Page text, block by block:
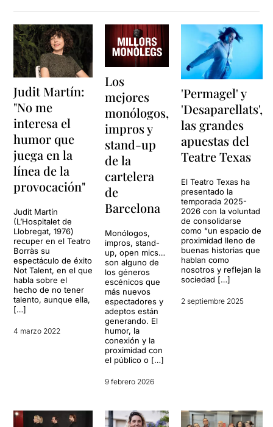
Judit Martín:
"No me
interesa el
humor que
juega en la
línea de la
provocación"
Judit Martín
(L’Hospitalet de
Llobregat, 1976)
recuper en el Teatro
Borràs su
espectáculo de éxito
Not Talent, en el que
habla sobre el
hecho de no tener
talento, aunque ella,
[…]
4 marzo 2022
Los
mejores
monólogos,
impros y
stand-up
de la
cartelera
de
Barcelona
Monólogos,
impros, stand-
up, open mics…
son alguno de
los géneros
escénicos que
más nuevos
espectadores y
adeptos están
generando. El
humor, la
conexión y la
proximidad con
el público o […]
9 febrero 2026
'Permagel' y
'Desaparellats',
las grandes
apuestas del
Teatre Texas
El Teatro Texas ha
presentado la
temporada 2025-
2026 con la voluntad
de consolidarse
como “un espacio de
proximidad lleno de
buenas historias que
hablan como
nosotros y reflejan la
sociedad […]
2 septiembre 2025